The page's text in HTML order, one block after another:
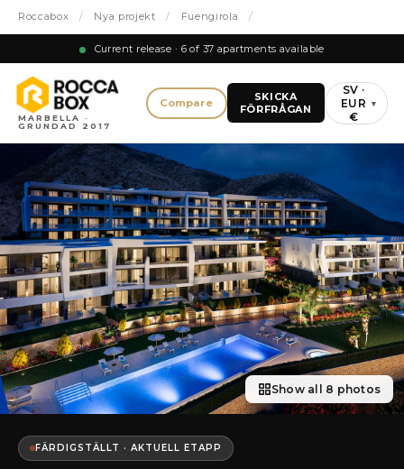
Roccabox / Nya projekt / Fuengirola /
Current release · 6 of 37 apartments available
MARBELLA ·
GRUNDAD 2017
Compare
SKICKA
FÖRFRÅGAN
SV ·
EUR
€
▾
Show all 8 photos
FÄRDIGSTÄLLT · AKTUELL ETAPP